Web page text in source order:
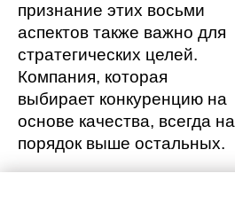
признание этих восьми
аспектов также важно для
стратегических целей.
Компания, которая
выбирает конкуренцию на
основе качества, всегда на
порядок выше остальных.